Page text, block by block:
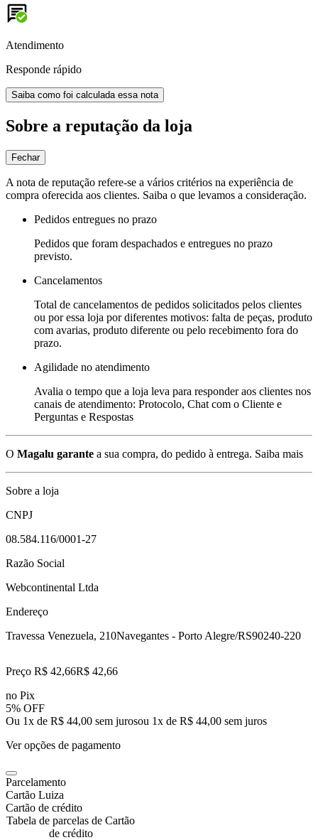
Atendimento
Responde rápido
Saiba como foi calculada essa nota
Sobre a reputação da loja
Fechar
A nota de reputação refere-se a vários critérios na experiência de
compra oferecida aos clientes. Saiba o que levamos a consideração.
Pedidos entregues no prazo
Pedidos que foram despachados e entregues no prazo
previsto.
Cancelamentos
Total de cancelamentos de pedidos solicitados pelos clientes
ou por essa loja por diferentes motivos: falta de peças, produto
com avarias, produto diferente ou pelo recebimento fora do
prazo.
Agilidade no atendimento
Avalia o tempo que a loja leva para responder aos clientes nos
canais de atendimento: Protocolo, Chat com o Cliente e
Perguntas e Respostas
O Magalu garante a sua compra, do pedido à entrega. Saiba mais
Sobre a loja
CNPJ
08.584.116/0001-27
Razão Social
Webcontinental Ltda
Endereço
Travessa Venezuela, 210Navegantes - Porto Alegre/RS90240-220
Preço R$ 42,66R$ 42,66
no Pix
5% OFF
Ou 1x de R$ 44,00 sem jurosou 1x de R$ 44,00 sem juros
Ver opções de pagamento
Parcelamento
Cartão Luiza
Cartão de crédito
Tabela de parcelas de Cartão
de crédito